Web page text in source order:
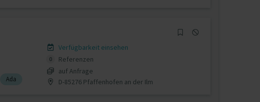
Ada
Verfügbarkeit einsehen
0
Referenzen
auf Anfrage
D-85276 Pfaffenhofen an der Ilm